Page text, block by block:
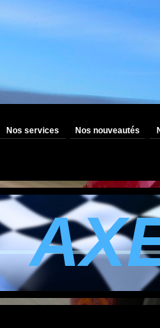
Nos services Nos nouveautés